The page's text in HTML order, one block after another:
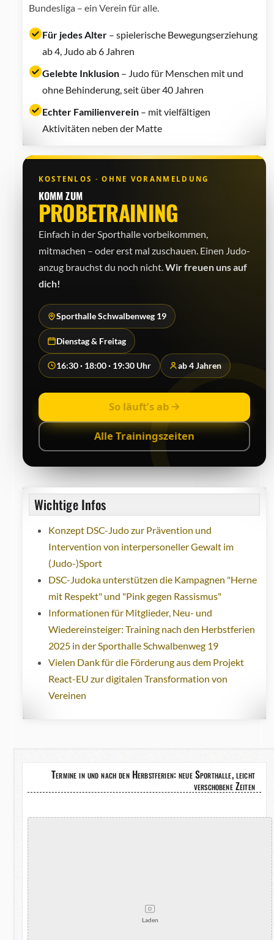
Bundesliga – ein Verein für alle.
Für jedes Alter – spielerische Bewegungserziehung
ab 4, Judo ab 6 Jahren
Gelebte Inklusion – Judo für Menschen mit und
ohne Behinderung, seit über 40 Jahren
Echter Familienverein – mit vielfältigen
Aktivitäten neben der Matte
KOSTENLOS · OHNE VORANMELDUNG
KOMM ZUM
PROBETRAINING
Einfach in der Sporthalle vorbeikommen,
mitmachen – oder erst mal zuschauen. Einen Judo­
anzug brauchst du noch nicht.Wir freuen uns auf
dich!
Sporthalle Schwalbenweg 19
Dienstag & Freitag
16:30 · 18:00 · 19:30 Uhr ab 4 Jahren
So läuft’s ab
Alle Trainingszeiten
Wichtige Infos
Konzept DSC-Judo zur Prävention und
Intervention von interpersoneller Gewalt im
(Judo-)Sport
DSC-Judoka unterstützen die Kampagnen "Herne
mit Respekt" und "Pink gegen Rassismus"
Informationen für Mitglieder, Neu- und
Wiedereinsteiger: Training nach den Herbstferien
2025 in der Sporthalle Schwalbenweg 19
Vielen Dank für die Förderung aus dem Projekt
React-EU zur digitalen Transformation von
Vereinen
Termine in und nach den Herbstferien: neue Sporthalle, leicht
verschobene Zeiten
Laden